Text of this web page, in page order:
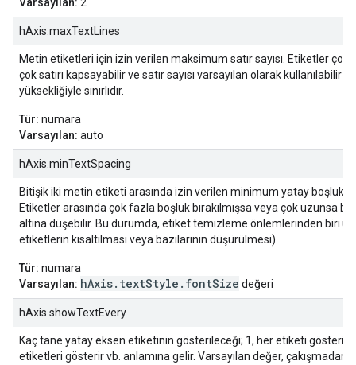
hAxis.maxTextLines
Metin etiketleri için izin verilen maksimum satır sayısı. Etiketler çok
çok satırı kapsayabilir ve satır sayısı varsayılan olarak kullanılabilir
yüksekliğiyle sınırlıdır.
Tür: numara
Varsayılan: auto
hAxis.minTextSpacing
Bitişik iki metin etiketi arasında izin verilen minimum yatay boşluk
Etiketler arasında çok fazla boşluk bırakılmışsa veya çok uzunsa
altına düşebilir. Bu durumda, etiket temizleme önlemlerinden biri
etiketlerin kısaltılması veya bazılarının düşürülmesi).
Tür: numara
Varsayılan: hAxis.textStyle.fontSize değeri
hAxis.showTextEvery
Kaç tane yatay eksen etiketinin gösterileceği; 1, her etiketi gösterir,
etiketleri gösterir vb. anlamına gelir. Varsayılan değer, çakışmadan